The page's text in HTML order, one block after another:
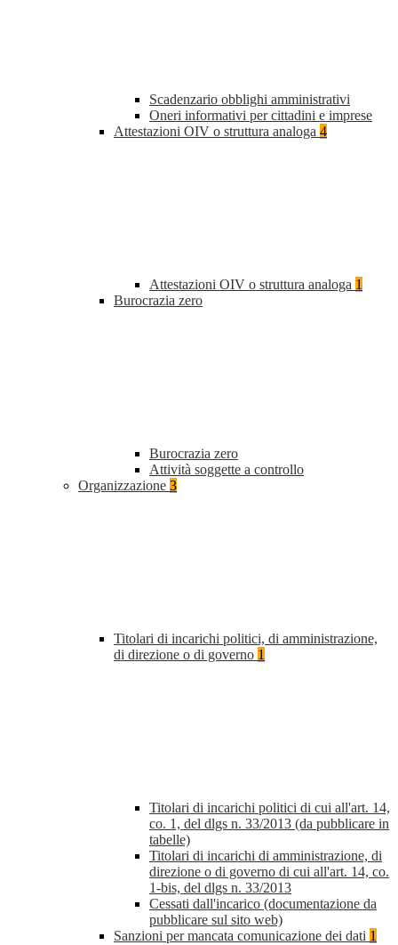
Scadenzario obblighi amministrativi
Oneri informativi per cittadini e imprese
Attestazioni OIV o struttura analoga 4
Attestazioni OIV o struttura analoga 1
Burocrazia zero
Burocrazia zero
Attività soggette a controllo
Organizzazione 3
Titolari di incarichi politici, di amministrazione,
di direzione o di governo 1
Titolari di incarichi politici di cui all'art. 14,
co. 1, del dlgs n. 33/2013 (da pubblicare in
tabelle)
Titolari di incarichi di amministrazione, di
direzione o di governo di cui all'art. 14, co.
1-bis, del dlgs n. 33/2013
Cessati dall'incarico (documentazione da
pubblicare sul sito web)
Sanzioni per mancata comunicazione dei dati 1